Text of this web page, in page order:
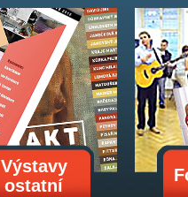
Výstavy
ostatní